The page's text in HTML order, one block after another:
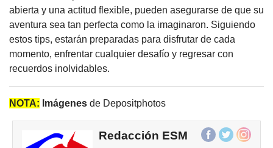
abierta y una actitud flexible, pueden asegurarse de que su
aventura sea tan perfecta como la imaginaron. Siguiendo
estos tips, estarán preparadas para disfrutar de cada
momento, enfrentar cualquier desafío y regresar con
recuerdos inolvidables.
NOTA: Imágenes de Depositphotos
Redacción ESM